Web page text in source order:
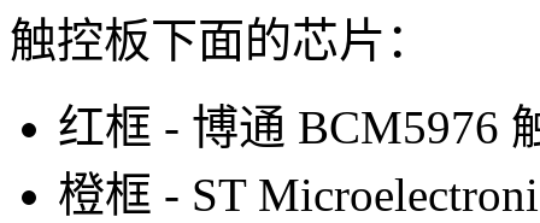
触控板下面的芯片：
红框 - 博通 BCM5976
橙框 - ST